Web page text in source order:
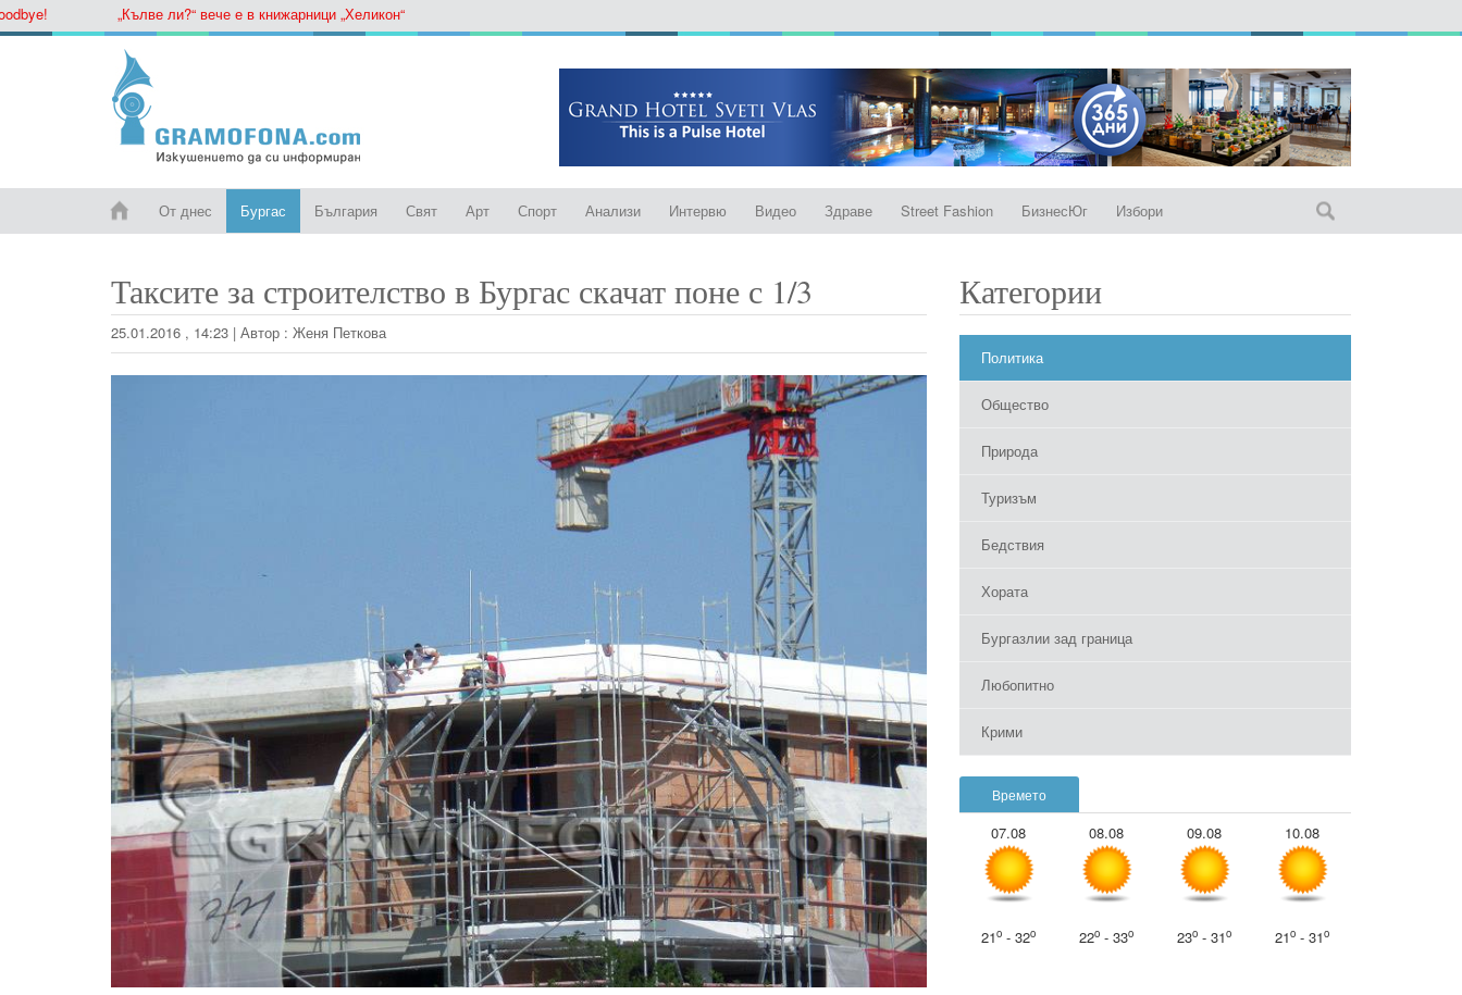
„Кълве ли?“ вече е в книжарници „Хеликон“
От днес Бургас България Свят Арт Спорт Анализи Интервю Видео Здраве Street Fashion БизнесЮг Избори
Таксите за строителство в Бургас скачат поне с 1/3
25.01.2016 , 14:23 | Автор : Женя Петкова
Категории
Политика
Общество
Природа
Туризъм
Бедствия
Хората
Бургазлии зад граница
Любопитно
Крими
Времето
07.08
21o - 32o
08.08
22o - 33o
09.08
23o - 31o
10.08
21o - 31o